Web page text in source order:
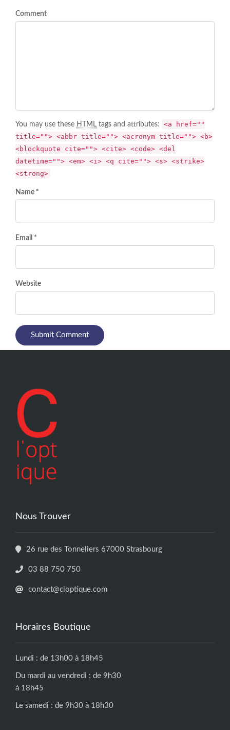
Comment
You may use these HTML tags and attributes:
<a href=""
title=""> <abbr title=""> <acronym title=""> <b>
<blockquote cite=""> <cite> <code> <del
datetime=""> <em> <i> <q cite=""> <s> <strike>
<strong>
Name *
Email *
Website
Nous Trouver
26 rue des Tonneliers 67000 Strasbourg
03 88 750 750
contact@cloptique.com
Horaires Boutique
Lundi : de 13h00 à 18h45
Du mardi au vendredi : de 9h30
à 18h45
Le samedi : de 9h30 à 18h30